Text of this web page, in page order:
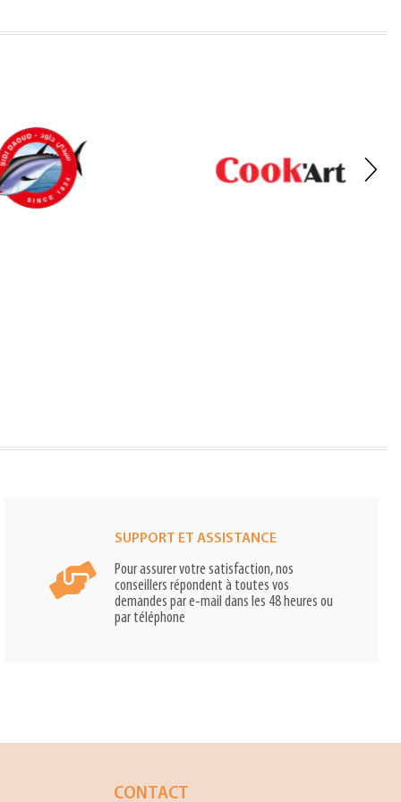
SUPPORT ET ASSISTANCE
Pour assurer votre satisfaction, nos
conseillers répondent à toutes vos
demandes par e-mail dans les 48 heures ou
par téléphone
CONTACT